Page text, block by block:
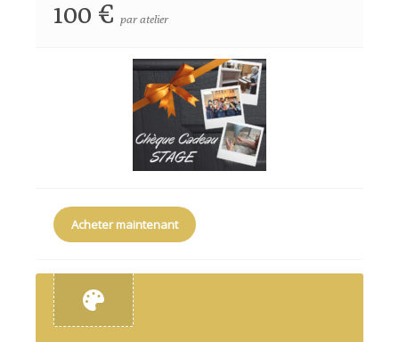
100 € par atelier
Acheter maintenant